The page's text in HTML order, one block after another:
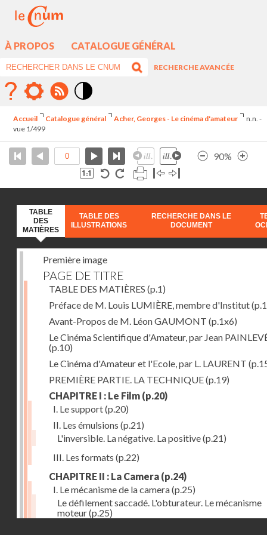
À PROPOS CATALOGUE GÉNÉRAL
RECHERCHE AVANCÉE
élévé
Accueil Catalogue général Acher, Georges - Le cinéma d'amateur
n.n. -
vue 1/499
90%
TABLE
DES
MATIÈRES
TABLE DES
ILLUSTRATIONS
RECHERCHE DANS LE
DOCUMENT
Première image
PAGE DE TITRE
TABLE DES MATIÈRES (p.1)
Préface de M. Louis LUMIÈRE, membre d'Institut
Avant-Propos de M. Léon GAUMONT (p.1x6)
Le Cinéma Scientifique d'Amateur, par Jean
(p.10)
Le Cinéma d'Amateur et l'Ecole, par L. LAURENT
PREMIÈRE PARTIE. LA TECHNIQUE(p.19)
CHAPITRE I : Le Film (p.20)
I. Le support(p.20)
II. Les émulsions (p.21)
L'inversible. La négative. La positive(p.21)
III. Les formats (p.22)
CHAPITRE II : La Camera (p.24)
I. Le mécanisme de la camera(p.25)
Le défilement saccadé. L'obturateur. Le mécanisme
moteur(p.25)